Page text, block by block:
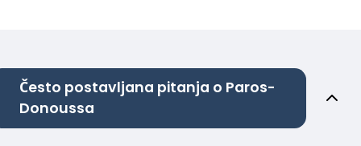
Često postavljana pitanja o Paros-
Donoussa